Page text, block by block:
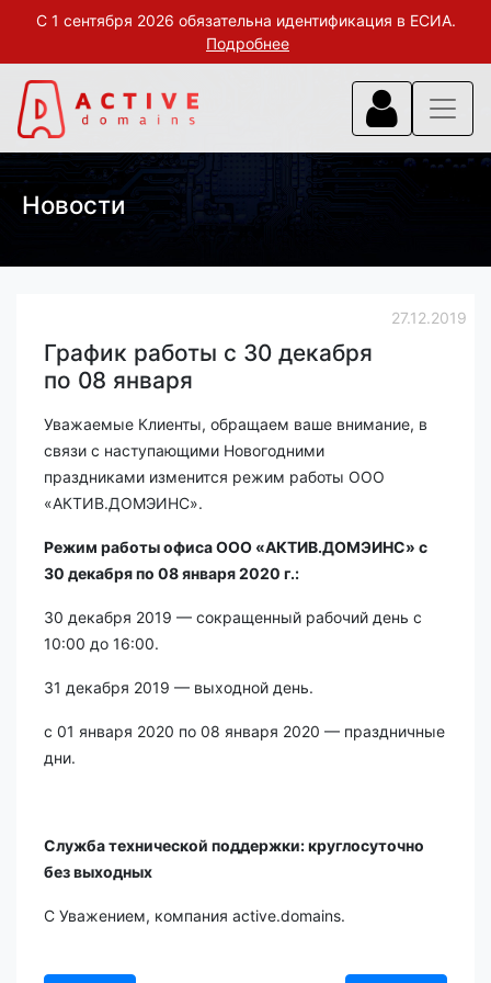
С 1 сентября 2026 обязательна идентификация в ЕСИА.
Подробнее
Новости
27.12.2019
График работы с 30 декабря
по 08 января
Уважаемые Клиенты, обращаем ваше внимание, в
связи с наступающими Новогодними
праздниками изменится режим работы ООО
«АКТИВ.ДОМЭИНС».
Режим работы офиса ООО «АКТИВ.ДОМЭИНС» с
30 декабря по 08 января 2020 г.:
30 декабря 2019 — сокращенный рабочий день с
10:00 до 16:00.
31 декабря 2019 — выходной день.
с 01 января 2020 по 08 января 2020 — праздничные
дни.
Служба технической поддержки: круглосуточно
без выходных
С Уважением, компания active.domains.